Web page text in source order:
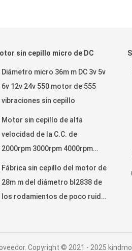
sin cepillo micro de DC
Diámetro micro 36m m DC 3v 5v
6v 12v 24v 550 motor de 555
vibraciones sin cepillo
Motor sin cepillo de alta
velocidad de la C.C. de
2000rpm 3000rpm 4000rpm
Fábrica sin cepillo del motor de
28m m del diámetro bl2838 de
los rodamientos de poco ruido
Copyright © 2021 - 2025